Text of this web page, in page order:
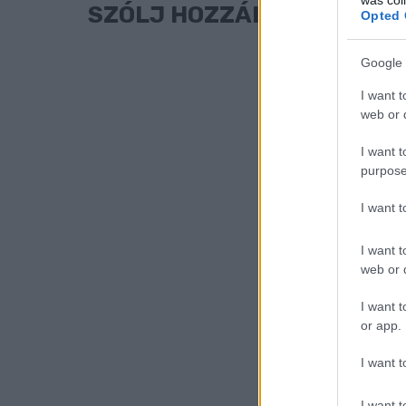
Opted
Google
I want
web or
I want
I want
I want
web or
I want
or app.
I want
SZÓLJ HOZZÁ!